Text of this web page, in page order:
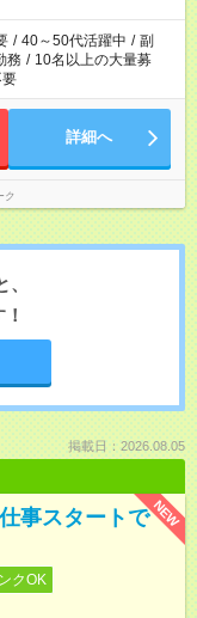
/ 40～50代活躍中 / 副
務 / 10名以上の大量募
詳細へ
ク
掲載日：2026.08.05
NEW
事スタートで
クOK